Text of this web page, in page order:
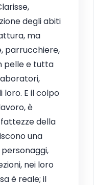
degli abiti
ma
parrucchiere,
pelle e tutta
E il colpo
è
della
una
nei loro
è reale; il